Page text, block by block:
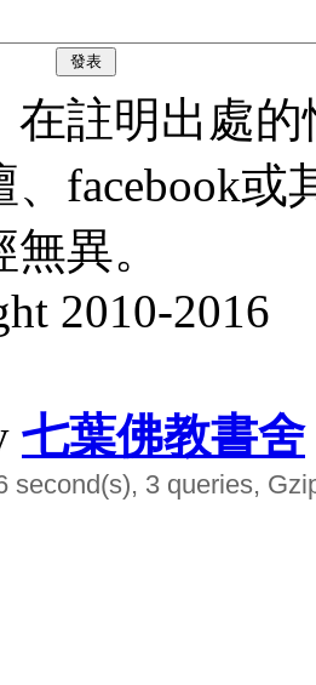
發表
在註明出處
、facebook
異。
2010-2016
七葉佛教書舍
second(s), 3 queries,